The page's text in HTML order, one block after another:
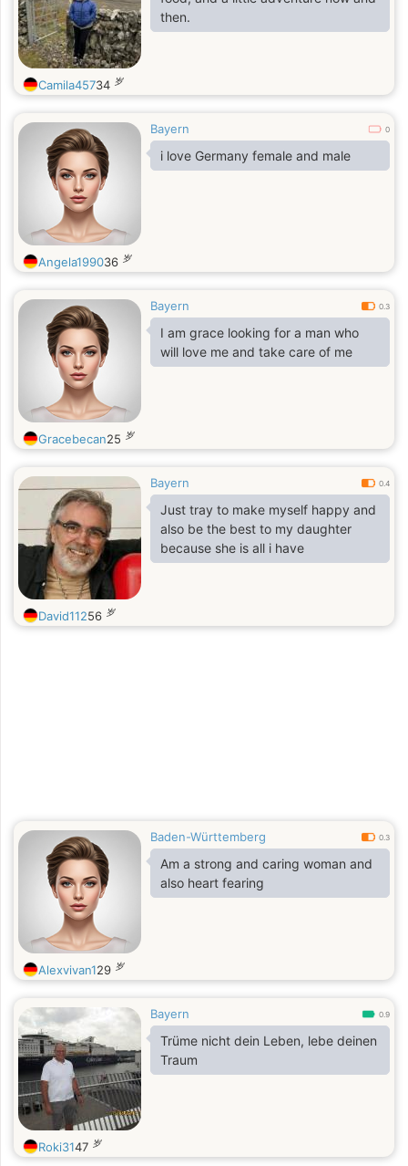
then.
Camila45734 岁
Bayern 0
i love Germany female and male
Angela199036 岁
Bayern 0.3
I am grace looking for a man who
will love me and take care of me
Gracebecan25 岁
Bayern 0.4
Just tray to make myself happy and
also be the best to my daughter
because she is all i have
David11256 岁
Baden-Württemberg 0.3
Am a strong and caring woman and
also heart fearing
Alexvivan129 岁
Bayern 0.9
Trüme nicht dein Leben, lebe deinen
Traum
Roki3147 岁